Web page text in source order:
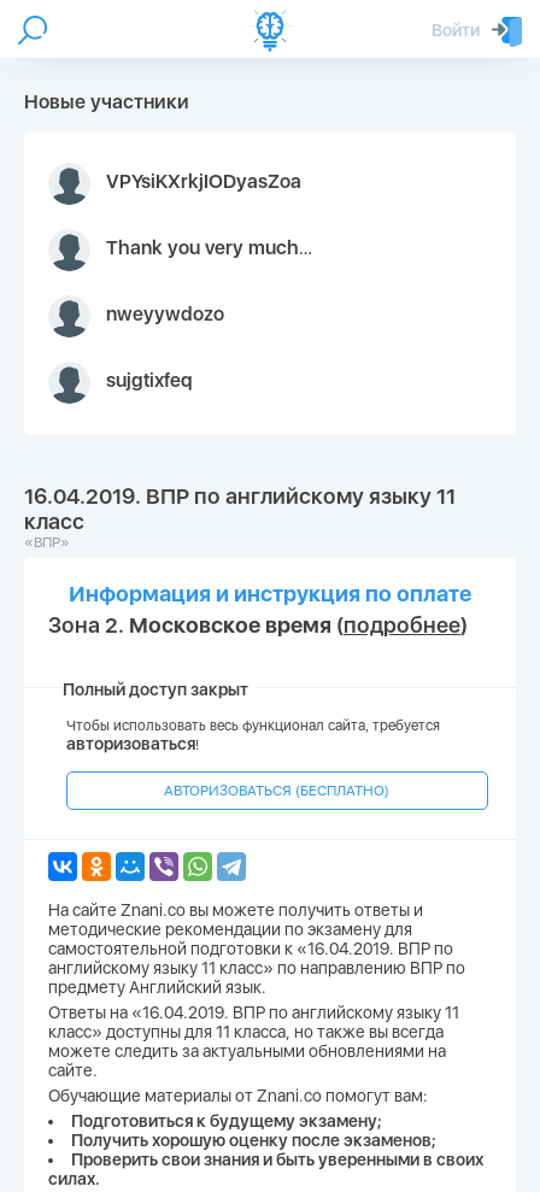
Войти
Новые участники
VPYsiKXrkjIODyasZoa
Thank you very much for your inquiry We appreciate you 9126052 https://youtube.com faceapple !
nweyywdozo
sujgtixfeq
16.04.2019. ВПР по английскому языку 11
класс
«ВПР»
Информация и инструкция по оплате
Зона 2. Московское время (подробнее)
Полный доступ закрыт
Чтобы использовать весь функционал сайта, требуется
авторизоваться!
АВТОРИЗОВАТЬСЯ (БЕСПЛАТНО)
На сайте Znani.co вы можете получить ответы и
методические рекомендации по экзамену для
самостоятельной подготовки к «16.04.2019. ВПР по
английскому языку 11 класс» по направлению ВПР по
предмету Английский язык.
Ответы на «16.04.2019. ВПР по английскому языку 11
класс» доступны для 11 класса, но также вы всегда
можете следить за актуальными обновлениями на
сайте.
Обучающие материалы от Znani.co помогут вам:
Подготовиться к будущему экзамену;
Получить хорошую оценку после экзаменов;
Проверить свои знания и быть уверенными в своих
силах.